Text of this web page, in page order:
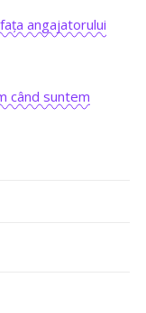
angajatorului
când suntem